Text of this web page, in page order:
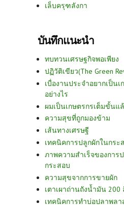
เล็บครุฑลังกา
บันทึกแนะนำ
ทบทวนเศรษฐกิจพอเพียง
ปฏิวัติเขียว(The Green
เบื่องานประจำอยากเป็น
อย่างไร
ผมเป็นเกษตรกรเต็มขั้นแ
ความสุขที่ถูกมองข้าม
เส้นทางเศรษฐี
เทคนิคการปลูกผักในกระ
ภาพความสำเร็จของการ
กระสอบ
ความสุขจากการขายผัก
เตาเผาถ่านถังน้ำมัน 200
เทคนิคการทำบ่อปลาพลา